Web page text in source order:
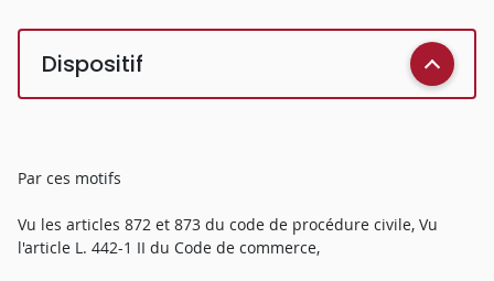
Dispositif
Par ces motifs
Vu les articles 872 et 873 du code de procédure civile, Vu
l'article L. 442-1 II du Code de commerce,